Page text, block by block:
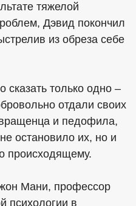
тяжелой
Дэвид покончил
из обреза себе
только одно –
отдали своих
и педофила,
остановило их, но и
происходящему.
Мани, профессор
психологии в